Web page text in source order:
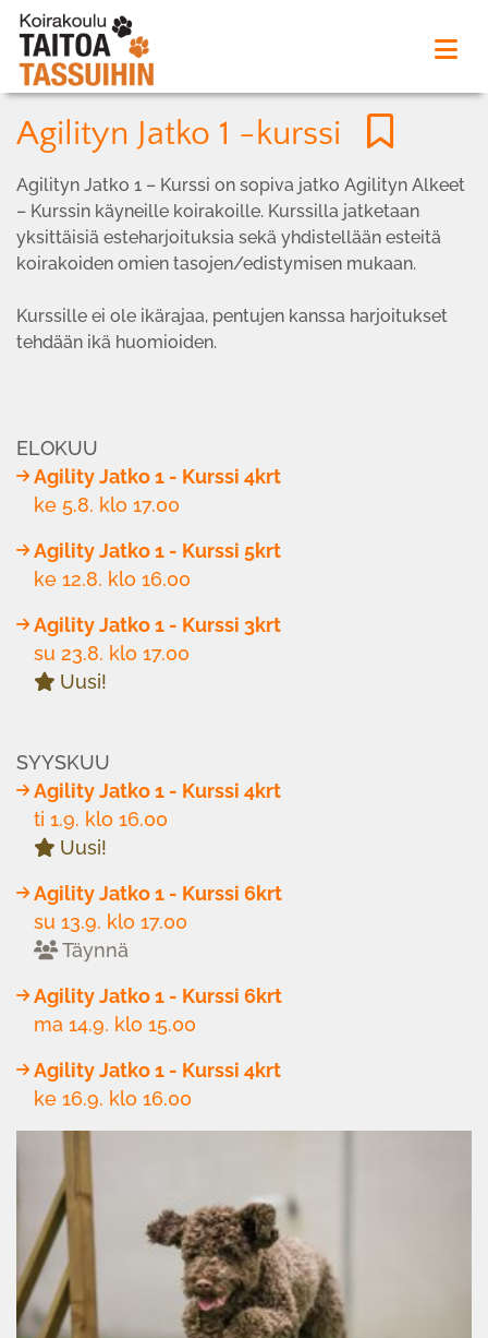
Agilityn Jatko 1 -kurssi
Agilityn Jatko 1 – Kurssi on sopiva jatko Agilityn Alkeet
– Kurssin käyneille koirakoille. Kurssilla jatketaan
yksittäisiä esteharjoituksia sekä yhdistellään esteitä
koirakoiden omien tasojen/edistymisen mukaan.
Kurssille ei ole ikärajaa, pentujen kanssa harjoitukset
tehdään ikä huomioiden.
ELOKUU
Agility Jatko 1 - Kurssi 4krt
ke 5.8. klo 17.00
Agility Jatko 1 - Kurssi 5krt
ke 12.8. klo 16.00
Agility Jatko 1 - Kurssi 3krt
su 23.8. klo 17.00
Uusi!
SYYSKUU
Agility Jatko 1 - Kurssi 4krt
ti 1.9. klo 16.00
Uusi!
Agility Jatko 1 - Kurssi 6krt
su 13.9. klo 17.00
Täynnä
Agility Jatko 1 - Kurssi 6krt
ma 14.9. klo 15.00
Agility Jatko 1 - Kurssi 4krt
ke 16.9. klo 16.00